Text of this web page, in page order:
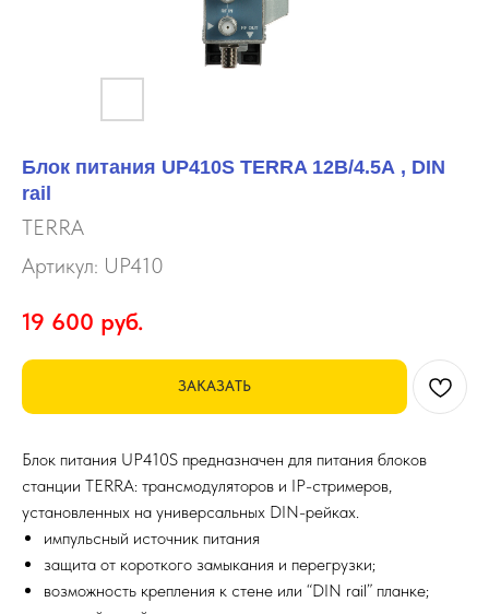
Блок питания UP410S TERRA 12В/4.5А , DIN
rail
TERRA
Артикул: UP410
19 600 руб.
ЗАКАЗАТЬ
Блок питания UP410S предназначен для питания блоков
станции TERRA: трансмодуляторов и IP-стримеров,
установленных на универсальных DIN-рейках.
импульсный источник питания
защита от короткого замыкания и перегрузки;
возможность крепления к стене или “DIN rail” планке;